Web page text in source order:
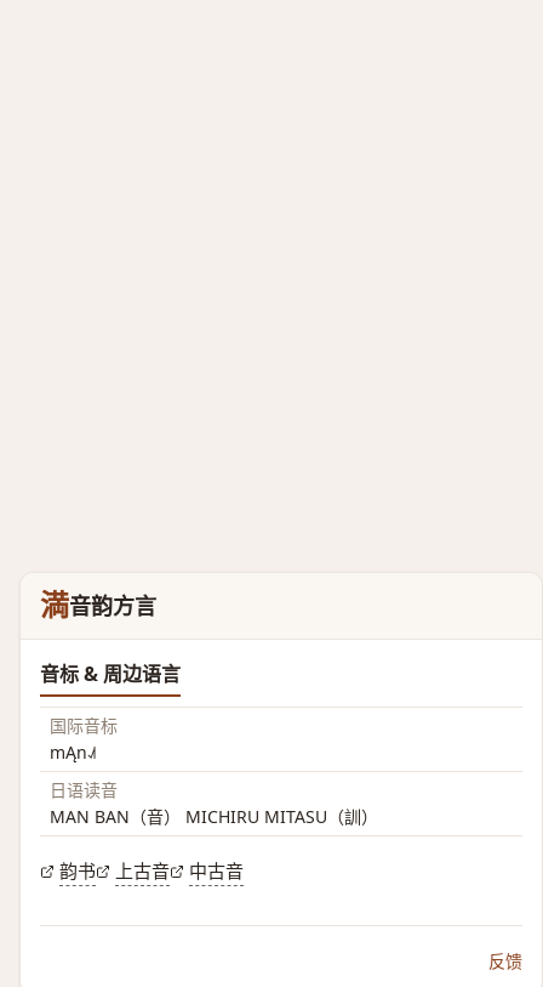
満音韵方言
音标 & 周边语言
国际音标
mĄn˨˩˦
日语读音
MAN BAN（音） MICHIRU MITASU（訓）
韵书 上古音 中古音
反馈